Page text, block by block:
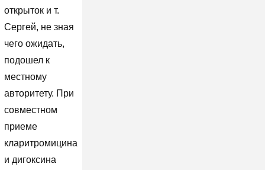
открыток и т.
Сергей, не зная
чего ожидать,
подошел к
местному
авторитету. При
совместном
приеме
кларитромицина
и дигоксина